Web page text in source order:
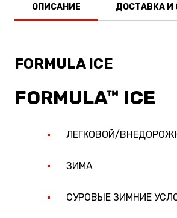
ОПИСАНИЕ ДОСТАВКА И
FORMULA ICE
FORMULA™ ICE
ЛЕГКОВОЙ/
ЗИМА
СУРОВЫЕ ЗИМНИЕ